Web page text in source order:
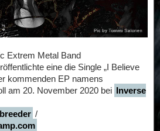
Extrem Metal Band
eine die Single „I Believe
kommenden EP namens
am 20. November 2020 bei Inverse
/